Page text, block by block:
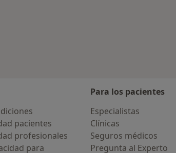
pacientes
profesionales
para
Para los pacientes
Especialistas
Clínicas
Seguros médicos
Pregunta al Experto